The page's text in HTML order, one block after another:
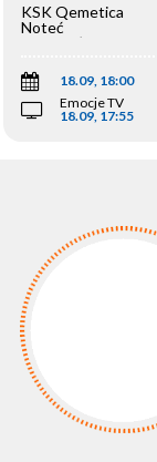
KSK Qemetica
Noteć
Inowrocław
18.09, 18:00
Emocje TV
18.09, 17:55